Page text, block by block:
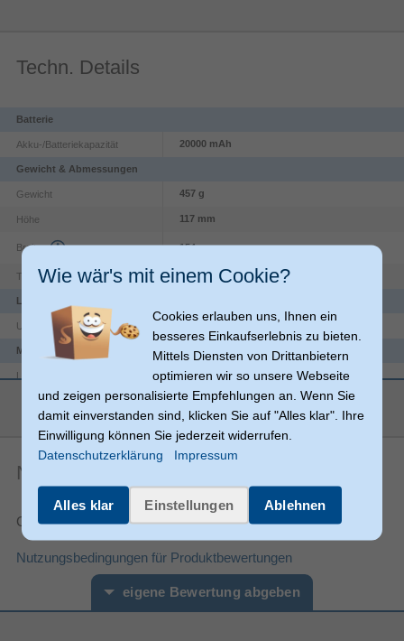
Techn. Details
Batterie
Akku-/Batteriekapazität 20000 mAh
Gewicht & Abmessungen
Gewicht 457 g
Höhe 117 mm
Breite 154 mm
Tiefe 43 mm
Ursprungsland
Merkmale
LED-Anzeigen Akkustand
Produktfarbe Schwarz, Orange
Plattform Nintendo Switch 2
Verpackungsinformation
Verpackungstiefe 45 mm
Verpackungshöhe 178 mm
Verpackungsbreite 117 mm
Verpackungsinhalt
Anzahl enthaltener Produkte 1 Stück(e)
mehr anzeigen
Noch keine Artikelbewertungen
Gesamtnote:
Nutzungsbedingungen für Produktbewertungen
eigene Bewertung abgeben
Wie wär's mit einem Cookie?
Cookies erlauben uns, Ihnen ein
besseres Einkaufserlebnis zu bieten.
Mittels Diensten von Drittanbietern
optimieren wir so unsere Webseite
und zeigen personalisierte Empfehlungen an. Wenn Sie
damit einverstanden sind, klicken Sie auf "Alles klar". Ihre
Einwilligung können Sie jederzeit widerrufen.
Datenschutzerklärung
Impressum
Alles klar Einstellungen Ablehnen